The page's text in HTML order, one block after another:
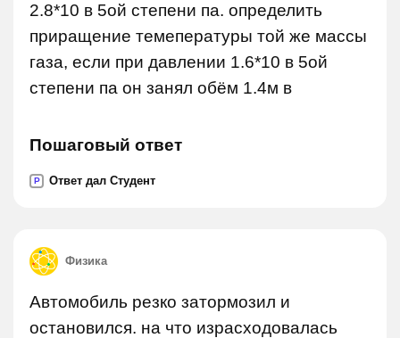
2.8*10 в 5ой степени па. определить
приращение темепературы той же массы
газа, если при давлении 1.6*10 в 5ой
степени па он занял обём 1.4м в
Пошаговый ответ
P Ответ дал Студент
Физика
Автомобиль резко затормозил и
остановился. на что израсходовалась